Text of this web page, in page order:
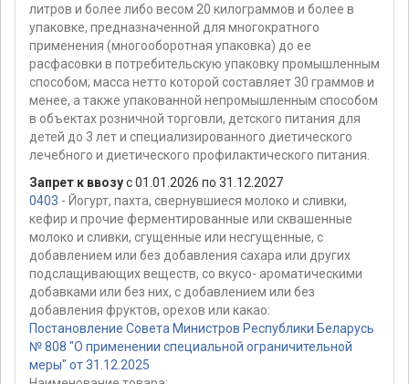
литров и более либо весом 20 килограммов и более в
упаковке, предназначенной для многократного
применения (многооборотная упаковка) до ее
расфасовки в потребительскую упаковку промышленным
способом; масса нетто которой составляет 30 граммов и
менее, а также упакованной непромышленным способом
в объектах розничной торговли, детского питания для
детей до 3 лет и специализированного диетического
лечебного и диетического профилактического питания.
Запрет к ввозус 01.01.2026 по 31.12.2027
0403 - Йогурт, пахта, свернувшиеся молоко и сливки,
кефир и прочие ферментированные или сквашенные
молоко и сливки, сгущенные или несгущенные, с
добавлением или без добавления сахара или других
подслащивающих веществ, со вкусо- ароматическими
добавками или без них, с добавлением или без
добавления фруктов, орехов или какао:
Постановление Совета Министров Республики Беларусь
№ 808 "О применении специальной ограничительной
меры" от 31.12.2025